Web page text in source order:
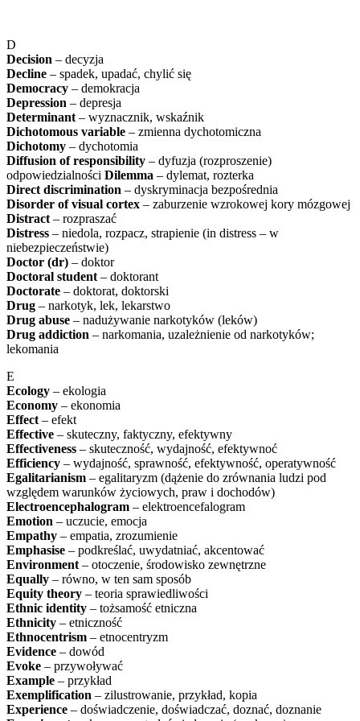
D
Decision – decyzja
Decline – spadek, upadać, chylić się
Democracy – demokracja
Depression – depresja
Determinant – wyznacznik, wskaźnik
Dichotomous variable – zmienna dychotomiczna
Dichotomy – dychotomia
Diffusion of responsibility – dyfuzja (rozproszenie)
odpowiedzialności Dilemma – dylemat, rozterka
Direct discrimination – dyskryminacja bezpośrednia
Disorder of visual cortex – zaburzenie wzrokowej kory mózgowej
Distract – rozpraszać
Distress – niedola, rozpacz, strapienie (in distress – w
niebezpieczeństwie)
Doctor (dr) – doktor
Doctoral student – doktorant
Doctorate – doktorat, doktorski
Drug – narkotyk, lek, lekarstwo
Drug abuse – nadużywanie narkotyków (leków)
Drug addiction – narkomania, uzależnienie od narkotyków;
lekomania
E
Ecology – ekologia
Economy – ekonomia
Effect – efekt
Effective – skuteczny, faktyczny, efektywny
Effectiveness – skuteczność, wydajność, efektywnoć
Efficiency – wydajność, sprawność, efektywność, operatywność
Egalitarianism – egalitaryzm (dążenie do zrównania ludzi pod
względem warunków życiowych, praw i dochodów)
Electroencephalogram – elektroencefalogram
Emotion – uczucie, emocja
Empathy – empatia, zrozumienie
Emphasise – podkreślać, uwydatniać, akcentować
Environment – otoczenie, środowisko zewnętrzne
Equally – równo, w ten sam sposób
Equity theory – teoria sprawiedliwości
Ethnic identity – tożsamość etniczna
Ethnicity – etniczność
Ethnocentrism – etnocentryzm
Evidence – dowód
Evoke – przywoływać
Example – przykład
Exemplification – zilustrowanie, przykład, kopia
Experience – doświadczenie, doświadczać, doznać, doznanie